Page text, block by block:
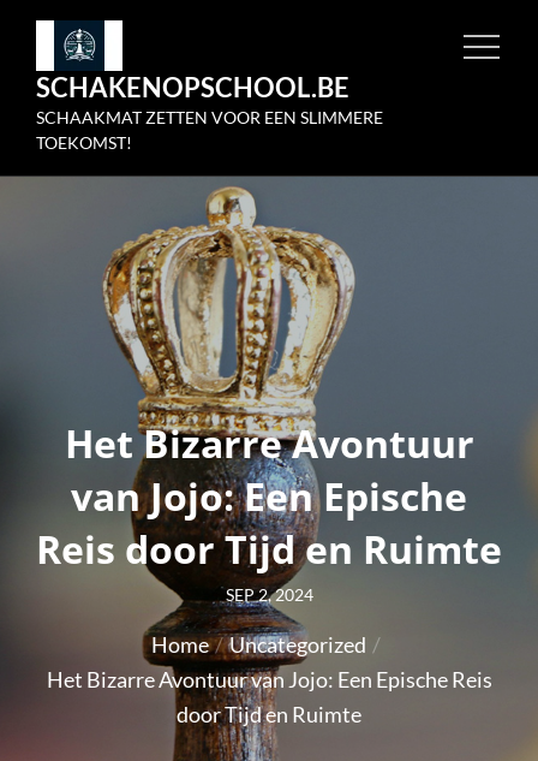
Skip
contentSCHAKENOPSCHOOL.BE
SCHAAKMAT ZETTEN VOOR EEN SLIMMERE
TOEKOMST!
Het Bizarre Avontuur
van Jojo: Een Epische
Reis door Tijd en Ruimte
Posted
on
SEP 2, 2024
Home
Uncategorized
Het Bizarre Avontuur van Jojo: Een Epische Reis
door Tijd en Ruimte